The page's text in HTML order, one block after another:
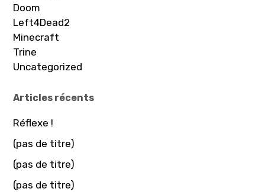
Doom
Left4Dead2
Minecraft
Trine
Uncategorized
Articles récents
Réflexe !
(pas de titre)
(pas de titre)
(pas de titre)